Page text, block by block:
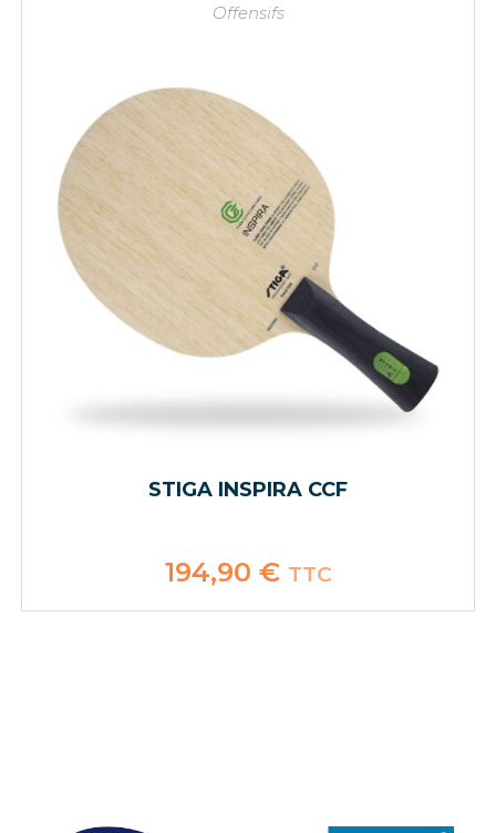
Offensifs
STIGA INSPIRA CCF
194,90 € TTC